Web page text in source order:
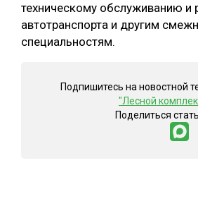
техническому обслуживанию и
автотранспорта и другим
специальностям.
Подпишитесь на новостной
"Лесной
Поделиться